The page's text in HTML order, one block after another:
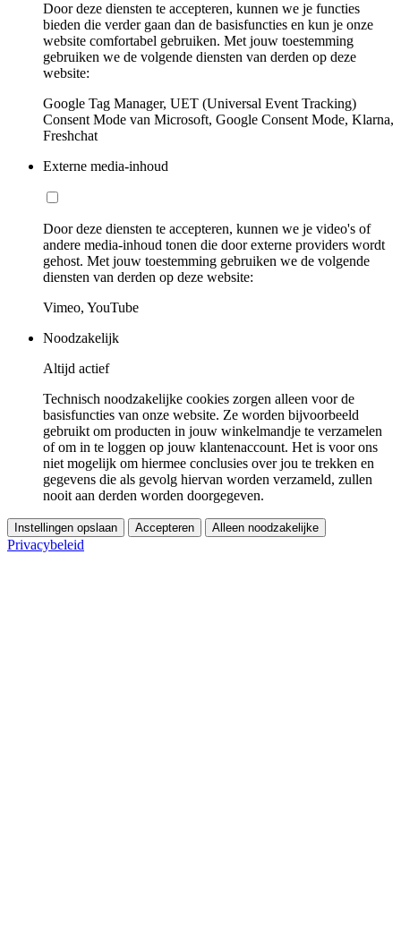
Door deze diensten te accepteren, kunnen we je functies
bieden die verder gaan dan de basisfuncties en kun je onze
website comfortabel gebruiken. Met jouw toestemming
gebruiken we de volgende diensten van derden op deze
website:
Google Tag Manager, UET (Universal Event Tracking)
Consent Mode van Microsoft, Google Consent Mode, Klarna,
Freshchat
Externe media-inhoud
Door deze diensten te accepteren, kunnen we je video's of
andere media-inhoud tonen die door externe providers wordt
gehost. Met jouw toestemming gebruiken we de volgende
diensten van derden op deze website:
Vimeo, YouTube
Noodzakelijk
Altijd actief
Technisch noodzakelijke cookies zorgen alleen voor de
basisfuncties van onze website. Ze worden bijvoorbeeld
gebruikt om producten in jouw winkelmandje te verzamelen
of om in te loggen op jouw klantenaccount. Het is voor ons
niet mogelijk om hiermee conclusies over jou te trekken en
gegevens die als gevolg hiervan worden verzameld, zullen
nooit aan derden worden doorgegeven.
Instellingen opslaan Accepteren Alleen noodzakelijke
Privacybeleid